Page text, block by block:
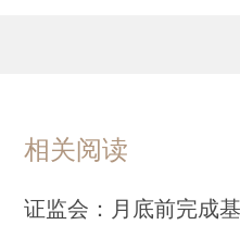
相关阅读
证监会：月底前完成